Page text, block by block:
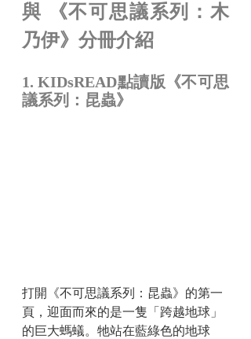
與 《不可思議系列：木
乃伊》分冊介紹
1. KIDsREAD點讀版《不可思
議系列：昆蟲》
打開《不可思議系列：昆蟲》的第一
頁，迎面而來的是一隻「跨越地球」
的巨大螞蟻。牠站在藍綠色的地球